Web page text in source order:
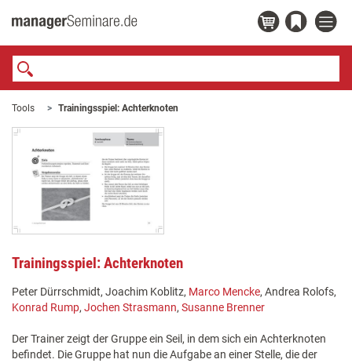
Tools Trainingsspiel: Achterknoten
Trainingsspiel: Achterknoten
Peter Dürrschmidt, Joachim Koblitz, Marco Mencke, Andrea Rolofs,
Konrad Rump, Jochen Strasmann, Susanne Brenner
Der Trainer zeigt der Gruppe ein Seil, in dem sich ein Achterknoten
befindet. Die Gruppe hat nun die Aufgabe an einer Stelle, die der